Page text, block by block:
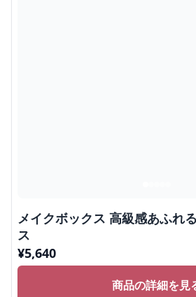
メイクボックス 高級感あふれ
ス
¥5,640
商品の詳細を見